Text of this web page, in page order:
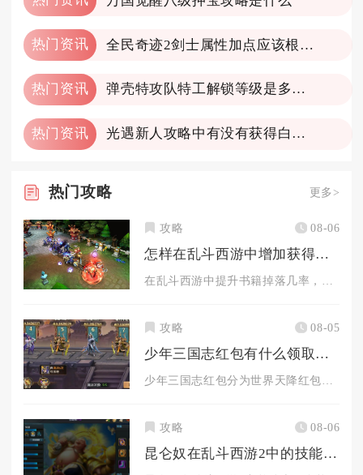
热门资讯 全民奇迹2剑士属性加点应该根据什么来决策
热门资讯 弹壳特攻队特工解锁等级是多少级
热门资讯 光遇新人攻略中有没有获得白羽复训的技巧
热门攻略 更多>
攻略 08-06
怎样在乱斗西游中增加获得书籍的几率
在乱斗西游中提升书籍掉落几率，核心在于锁定高概率副本、抓双倍...
攻略 08-05
少年三国志红包有什么领取方法
少年三国志红包分为世界天降红包、军团红包、任务奖励红包、限时...
攻略 08-06
昆仑奴在乱斗西游2中的技能表现如何